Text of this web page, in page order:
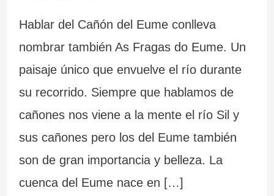
Hablar del Cañón del Eume conlleva
nombrar también As Fragas do Eume. Un
paisaje único que envuelve el río durante
su recorrido. Siempre que hablamos de
cañones nos viene a la mente el río Sil y
sus cañones pero los del Eume también
son de gran importancia y belleza. La
cuenca del Eume nace en […]